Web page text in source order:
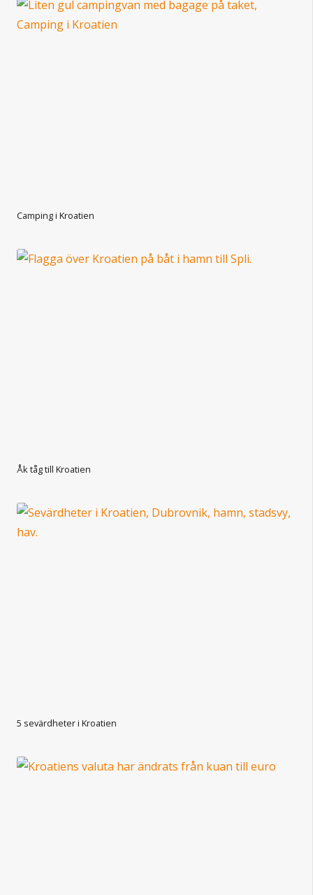
Camping i Kroatien
Åk tåg till Kroatien
5 sevärdheter i Kroatien